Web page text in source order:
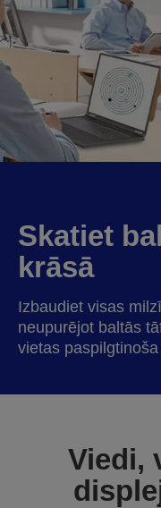
Skatiet
krāsā
Izbaudiet visas
neupurējot baltās
vietas
Viedi,